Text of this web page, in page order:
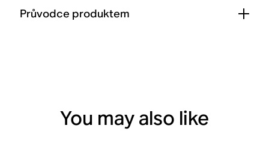
Průvodce produktem
You may also like